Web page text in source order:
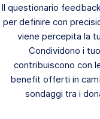
Il questionario
per definire con
viene percepita la
Condividono i
contribuiscono con
benefit offerti in
sondaggi tra i